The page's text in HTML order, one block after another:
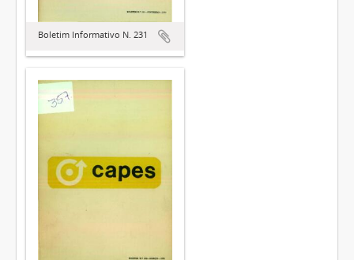
Boletim Informativo N. 231